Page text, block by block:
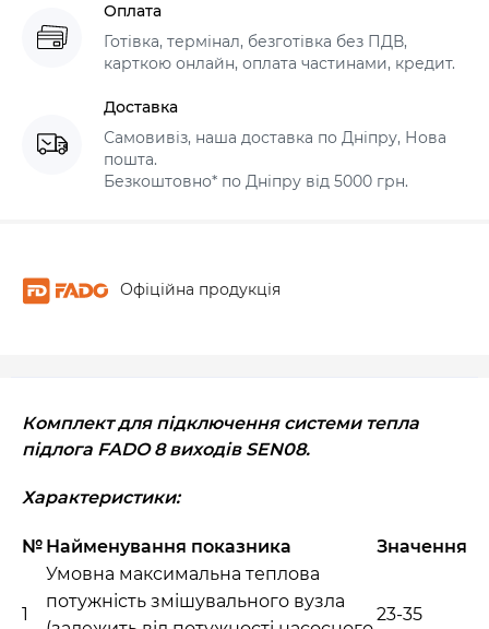
Оплата
Готівка, термінал, безготівка без ПДВ,
карткою онлайн, оплата частинами, кредит.
Доставка
Самовивіз, наша доставка по Дніпру, Нова
пошта.
Безкоштовно* по Дніпру від 5000 грн.
Офіційна продукція
Комплект для підключення системи тепла
підлога FADO 8 виходів SEN08.
Характеристики:
№ Найменування показника Значення
1
Умовна максимальна теплова
потужність змішувального вузла
23-35